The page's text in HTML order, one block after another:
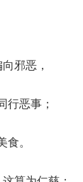
邪恶，
行恶事；
食。